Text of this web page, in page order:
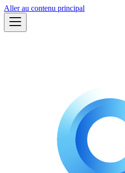
Aller au contenu principal